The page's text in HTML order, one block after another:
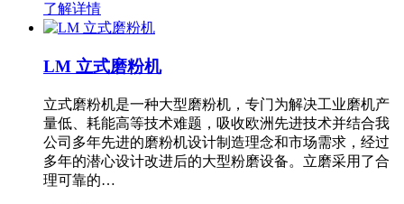
了解详情
LM 立式磨粉机
立式磨粉机是一种大型磨粉机，专门为解决工业磨机产
量低、耗能高等技术难题，吸收欧洲先进技术并结合我
公司多年先进的磨粉机设计制造理念和市场需求，经过
多年的潜心设计改进后的大型粉磨设备。立磨采用了合
理可靠的…